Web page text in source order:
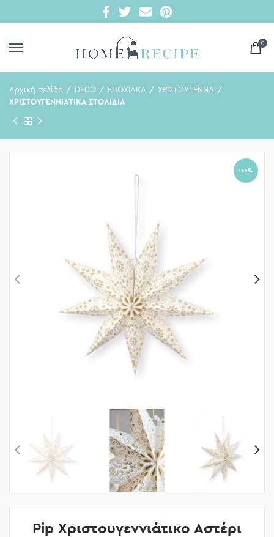
0
Αρχική σελίδα DECO ΕΠΟΧΙΑΚΑ
ΧΡΙΣΤΟΥΓΕΝΝΑ
ΧΡΙΣΤΟΥΓΕΝΝΙΑΤΙΚΑ ΣΤΟΛΙΔΙΑ
-12%
Pip Χριστουγεννιάτικο Αστέρι